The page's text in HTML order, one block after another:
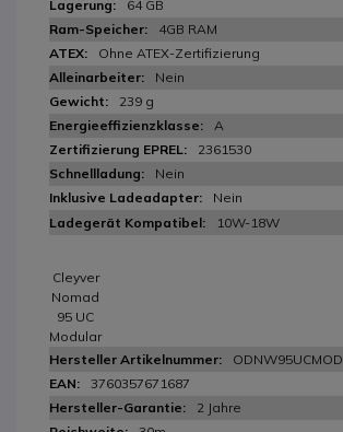
64 GB
4GB RAM
Ohne ATEX-Zertifizierung
Nein
239 g
A
2361530
Nein
Nein
10W-18W
Cleyver
Nomad
95 UC
Modular
ODNW95UCMOD
3760357671687
2 Jahre